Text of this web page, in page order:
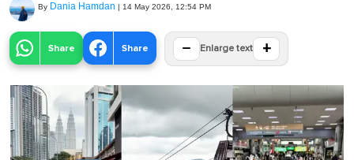
By Dania Hamdan | 14 May 2026, 12:54 PM
Share Share − Enlarge text +